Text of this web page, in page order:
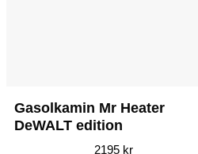
Gasolkamin Mr Heater
DeWALT edition
2195 kr